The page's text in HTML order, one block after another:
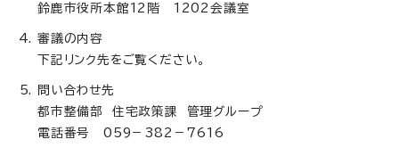
鈴鹿市役所本館12階 1202会議室
審議の内容
下記リンク先をご覧ください。
問い合わせ先
都市整備部 住宅政策課 管理グループ
電話番号 059－382－7616